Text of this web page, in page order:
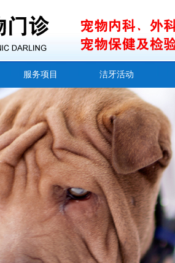
服务项目 洁牙活动